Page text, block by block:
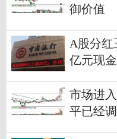
御价值
A股分红
亿元现
市场进
平已经